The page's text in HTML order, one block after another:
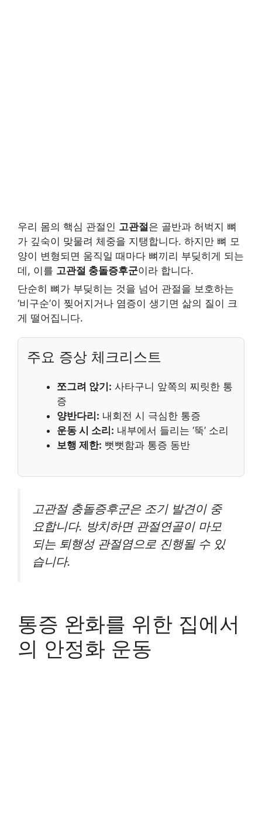
우리 몸의 핵심 관절인 고관절은 골반과 허벅지 뼈
가 깊숙이 맞물려 체중을 지탱합니다. 하지만 뼈 모
양이 변형되면 움직일 때마다 뼈끼리 부딪히게 되는
데, 이를 고관절 충돌증후군이라 합니다.
단순히 뼈가 부딪히는 것을 넘어 관절을 보호하는
‘비구순’이 찢어지거나 염증이 생기면 삶의 질이 크
게 떨어집니다.
주요 증상 체크리스트
쪼그려 앉기: 사타구니 앞쪽의 찌릿한 통
증
양반다리: 내회전 시 극심한 통증
운동 시 소리: 내부에서 들리는 ‘뚝’ 소리
보행 제한: 뻣뻣함과 통증 동반
고관절 충돌증후군은 조기 발견이 중
요합니다. 방치하면 관절연골이 마모
되는 퇴행성 관절염으로 진행될 수 있
습니다.
통증 완화를 위한 집에서
의 안정화 운동